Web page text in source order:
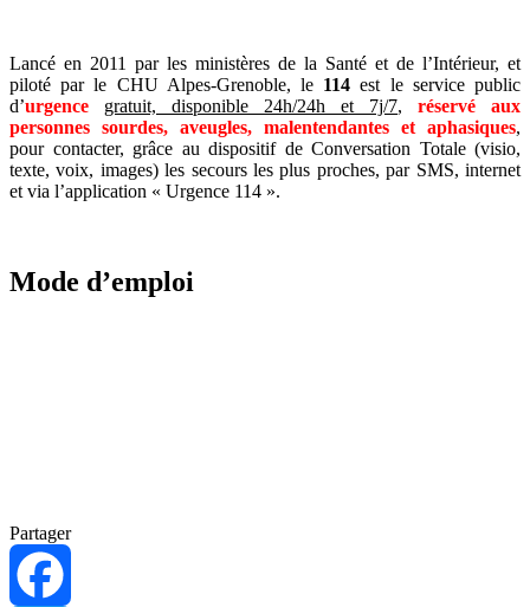
Lancé en 2011 par les ministères de la Santé et de l’Intérieur, et
piloté par le CHU Alpes-Grenoble, le 114 est le service public
d’urgence gratuit, disponible 24h/24h et 7j/7, réservé aux
personnes sourdes, aveugles, malentendantes et aphasiques,
pour contacter, grâce au dispositif de Conversation Totale (visio,
texte, voix, images) les secours les plus proches, par SMS, internet
et via l’application « Urgence 114 ».
Mode d’emploi
Partager